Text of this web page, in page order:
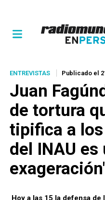
ENTREVISTAS Publicado el
Juan
de tortura
tipifica a
del INAU es
Hoy a las 15 la defensa